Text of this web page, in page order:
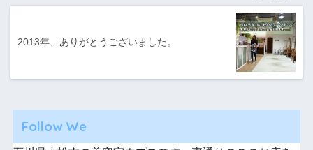
2013年、ありがとうございました。
Follow We